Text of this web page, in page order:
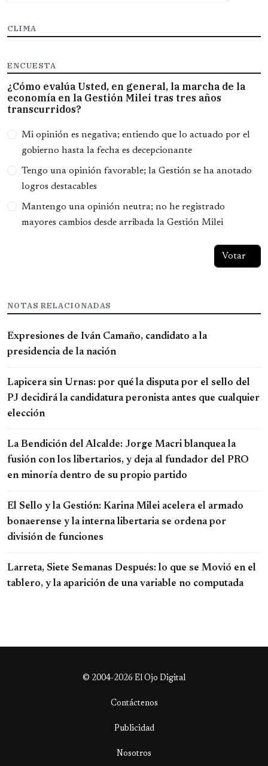
CLIMA
ENCUESTA
¿Cómo evalúa Usted, en general, la marcha de la
economía en la Gestión Milei tras tres años
transcurridos?
Opciones
Mi opinión es negativa; entiendo que lo actuado por el
gobierno hasta la fecha es decepcionante
Tengo una opinión favorable; la Gestión se ha anotado
logros destacables
Mantengo una opinión neutra; no he registrado
mayores cambios desde arribada la Gestión Milei
NOTAS RELACIONADAS
Expresiones de Iván Camaño, candidato a la
presidencia de la nación
Lapicera sin Urnas: por qué la disputa por el sello del
PJ decidirá la candidatura peronista antes que cualquier
elección
La Bendición del Alcalde: Jorge Macri blanquea la
fusión con los libertarios, y deja al fundador del PRO
en minoría dentro de su propio partido
El Sello y la Gestión: Karina Milei acelera el armado
bonaerense y la interna libertaria se ordena por
división de funciones
Larreta, Siete Semanas Después: lo que se Movió en el
tablero, y la aparición de una variable no computada
© 2004-2026 El Ojo Digital
Contáctenos
Publicidad
Nosotros